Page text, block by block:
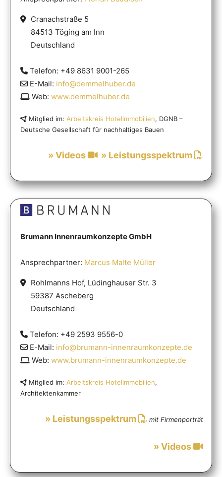
Cranachstraße 5
84513 Töging am Inn
Deutschland
Telefon: +49 8631 9001-265
E-Mail: info@demmelhuber.de
Web: www.demmelhuber.de
Mitglied im: Arbeitskreis Hotelimmobilien, DGNB –
Deutsche Gesellschaft für nachhaltiges Bauen
» Leistungsspektrum
» Videos
Brumann Innenraumkonzepte GmbH
Ansprechpartner: Marcus Malte Müller
Rohlmanns Hof, Lüdinghauser Str. 3
59387 Ascheberg
Deutschland
Telefon: +49 2593 9556-0
E-Mail: info@brumann-innenraumkonzepte.de
Web: www.brumann-innenraumkonzepte.de
Mitglied im: Arbeitskreis Hotelimmobilien,
Architektenkammer
» Leistungsspektrum mit Firmenporträt
» Videos